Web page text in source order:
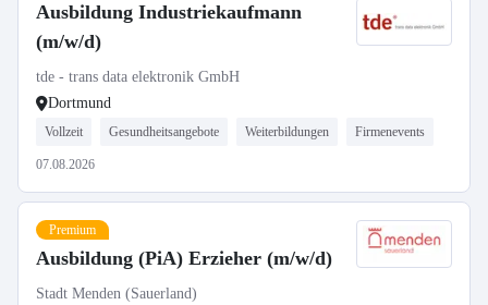
Ausbildung Industriekaufmann
(m/w/d)
tde - trans data elektronik GmbH
Dortmund
Vollzeit Gesundheitsangebote Weiterbildungen Firmenevents
07.08.2026
Premium
Ausbildung (PiA) Erzieher (m/w/d)
Stadt Menden (Sauerland)